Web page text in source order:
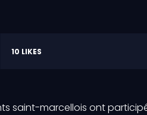
10 LIKES
saint-marcellois ont